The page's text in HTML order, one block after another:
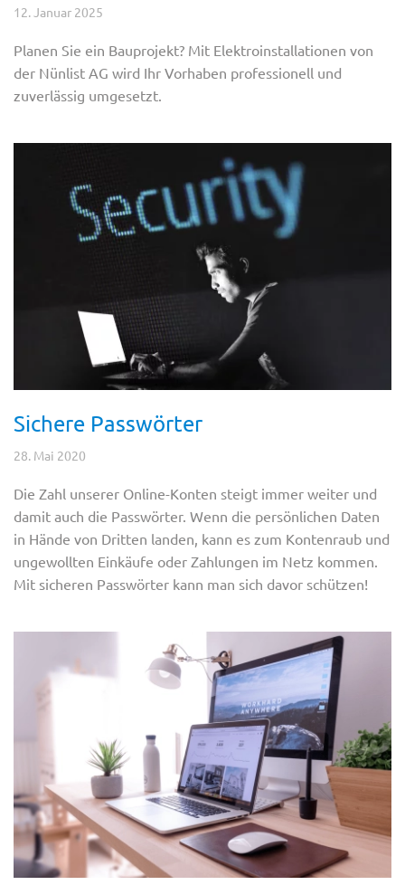
12. Januar 2025
Planen Sie ein Bauprojekt? Mit Elektroinstallationen von
der Nünlist AG wird Ihr Vorhaben professionell und
zuverlässig umgesetzt.
Sichere Passwörter
28. Mai 2020
Die Zahl unserer Online-Konten steigt immer weiter und
damit auch die Passwörter. Wenn die persönlichen Daten
in Hände von Dritten landen, kann es zum Kontenraub und
ungewollten Einkäufe oder Zahlungen im Netz kommen.
Mit sicheren Passwörter kann man sich davor schützen!